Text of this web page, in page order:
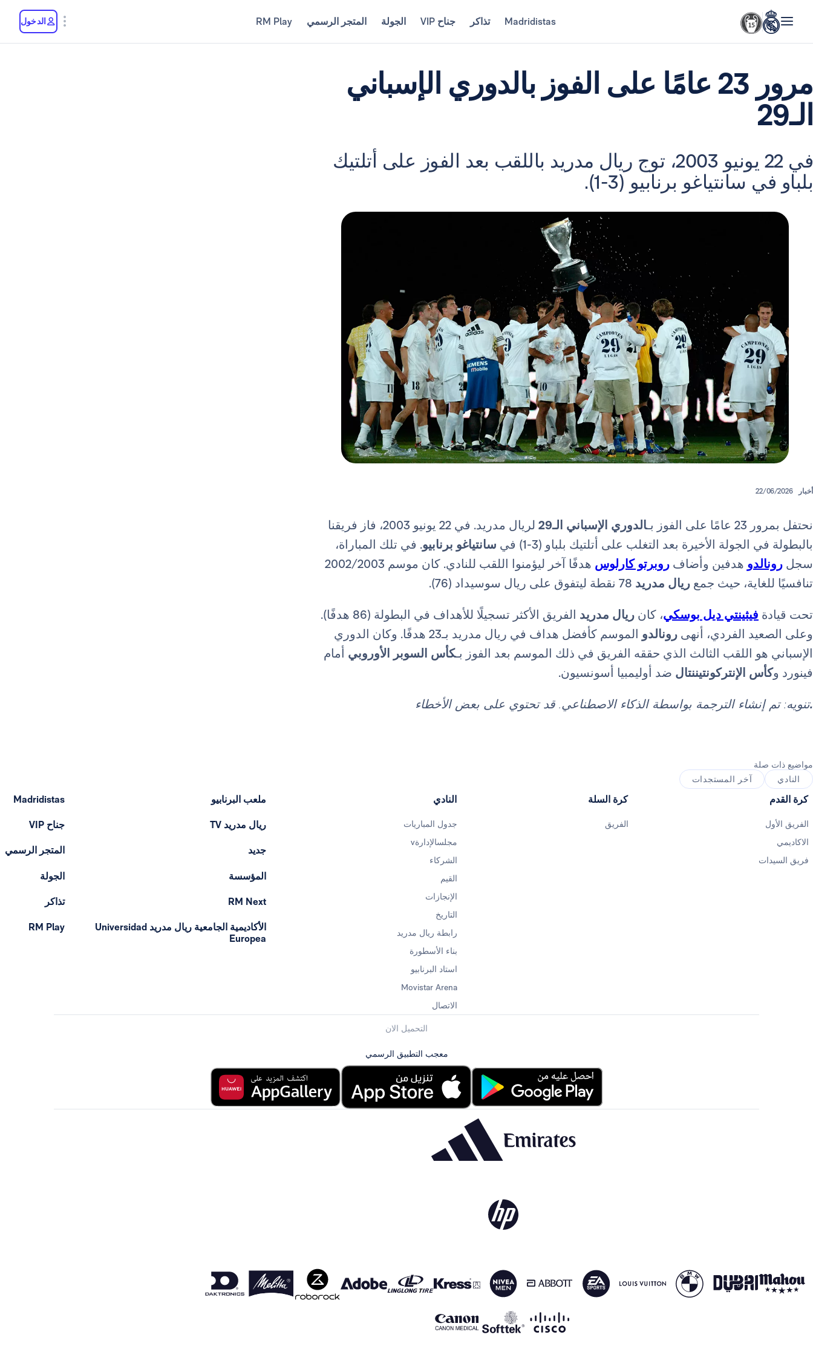
Madridistas تذاكر جناح VIP الجولة المتجر الرسمي RM Play الدخول
مرور 23 عامًا على الفوز بالدوري الإسباني
الـ29
في 22 يونيو 2003، توج ريال مدريد باللقب بعد الفوز على أتلتيك
بلباو في سانتياغو برنابيو (3-1).
أخبار 22/06/2026
نحتفل بمرور 23 عامًا على الفوز بـ الدوري الإسباني الـ29
لريال مدريد. في 22 يونيو 2003، فاز فريقنا
بالبطولة في الجولة الأخيرة بعد التغلب على أتلتيك بلباو (3-1) في
سانتياغو برنابيو. في تلك المباراة،
سجل رونالدو هدفين وأضاف روبرتو كارلوس
هدفًا آخر ليؤمنوا اللقب للنادي. كان موسم 2002/2003
تنافسيًا للغاية، حيث جمع ريال مدريد
تحت قيادة فيثينتي ديل بوسكي، كان ريال مدريد
الفريق الأكثر تسجيلًا للأهداف في البطولة (86 هدفًا).
وعلى الصعيد الفردي، أنهى رونالدو
الموسم كأفضل هداف في ريال مدريد بـ23 هدفًا. وكان الدوري
الإسباني هو اللقب الثالث الذي حققه الفريق في ذلك الموسم بعد الفوز بـكأس السوبر الأوروبي أمام
فينورد وكأس الإنتركونتيننتال ضد أوليمبيا أسونسيون.
.تنويه: تم إنشاء الترجمة بواسطة الذكاء الاصطناعي. قد تحتوي على بعض الأخطاء
مواضيع ذات صلة
النادي
آخر المستجدات
كرة القدم
الفريق الأول
الاكاديمي
فريق السيدات
كرة السلة
الفريق
النادي
جدول المباريات
مجلسالإدارةv
الشركاء
القيم
الإنجازات
التاريخ
رابطة ريال مدريد
بناء الأسطورة
استاد البرنابيو
Movistar Arena
الاتصال
ملعب البرنابيو
ريال مدريد TV
جديد
المؤسسة
RM Next
الأكاديمية الجامعية ريال مدريد Universidad
Europea
Madridistas
جناح VIP
المتجر الرسمي
الجولة
تذاكر
RM Play
التحميل الان
معجب التطبيق الرسمي